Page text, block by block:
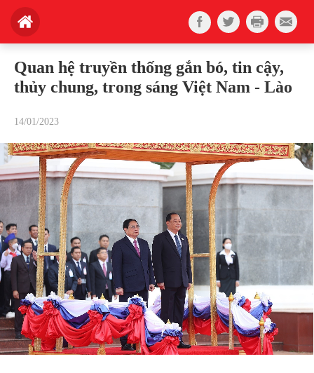
Quan hệ truyền thống gắn bó, tin cậy,
thủy chung, trong sáng Việt Nam - Lào
14/01/2023